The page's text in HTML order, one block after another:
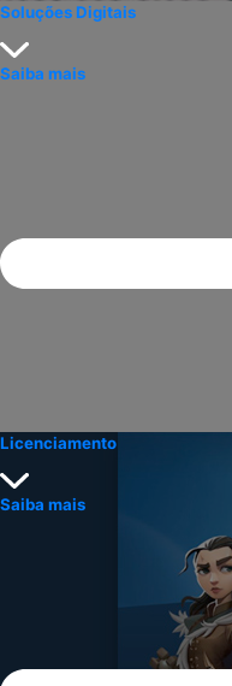
Soluções Digitais
Saiba mais
Licenciamento
Saiba mais